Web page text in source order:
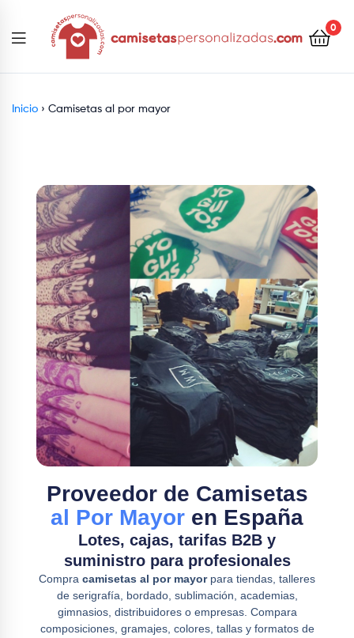
Camisetaspersonalizadas.com
0
Inicio › Camisetas al por mayor
Proveedor de Camisetas
al Por Mayor en España
Lotes, cajas, tarifas B2B y
suministro para profesionales
Compra camisetas al por mayorpara tiendas, talleres
de serigrafía, bordado, sublimación, academias,
gimnasios, distribuidores o empresas. Compara
composiciones, gramajes, colores, tallas y formatos de